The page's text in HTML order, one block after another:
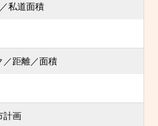
私道面積
／距離／面積
計画